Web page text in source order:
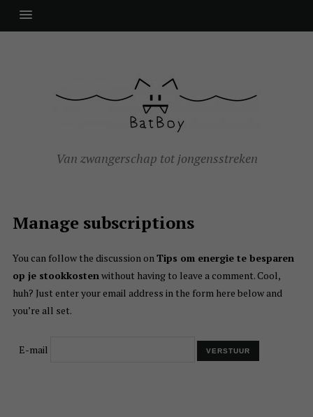
Van zwangerschap tot jongensstreken
Manage subscriptions
You can follow the discussion onTips om energie te besparen
op je stookkostenwithout having to leave a comment. Cool,
huh? Just enter your email address in the form here below and
you’re all set.
E-mail